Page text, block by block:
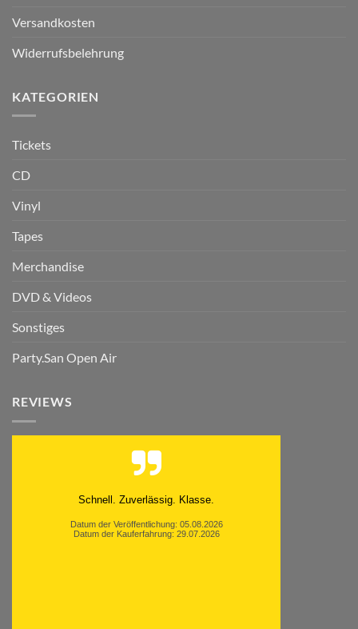
Versandkosten
Widerrufsbelehrung
KATEGORIEN
Tickets
CD
Vinyl
Tapes
Merchandise
DVD & Videos
Sonstiges
Party.San Open Air
REVIEWS
Moinsen, hat alles super geklappt. Danke ans
Datum der Veröffentlichung: 05.08.2026